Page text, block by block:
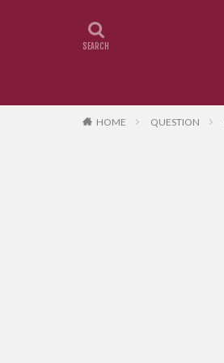
HOME QUESTION